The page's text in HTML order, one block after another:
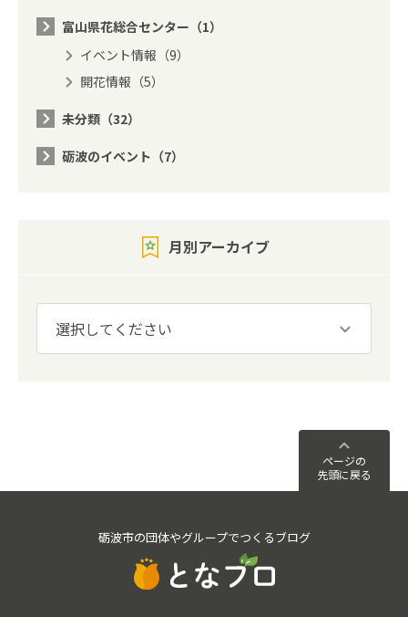
富山県花総合センター（1）
イベント情報（9）
開花情報（5）
未分類（32）
砺波のイベント（7）
月別アーカイブ
ページの
先頭に戻る
砺波市の団体やグループでつくるブログ